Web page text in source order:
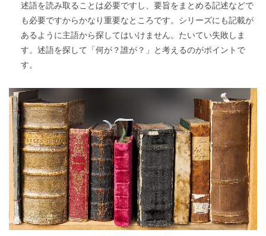
述語を読み取ることは必要ですし、要旨をまとめる記述などで
も必要ですからかなり重要なところです。シリーズにも記載が
あるように主語から探してはいけません。たいてい失敗しま
す。述語を探して「何が？誰が？」と考えるのがポイントで
す。